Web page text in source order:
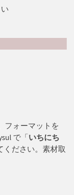
フォーマットを
で「いちにち
ください。素材取